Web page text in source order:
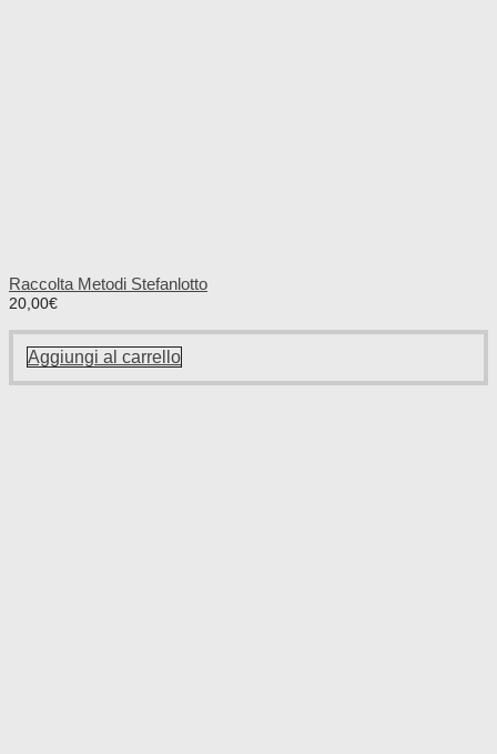
Raccolta Metodi Stefanlotto
20,00€
Aggiungi al carrello